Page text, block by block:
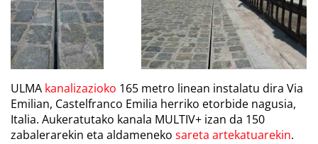
ULMA kanalizazioko 165 metro linean instalatu dira Via
Emilian, Castelfranco Emilia herriko etorbide nagusia,
Italia. Aukeratutako kanala MULTIV+ izan da 150
zabalerarekin eta aldameneko sareta artekatuarekin.